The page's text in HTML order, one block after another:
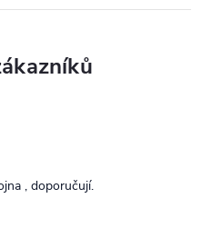
, doporučují.